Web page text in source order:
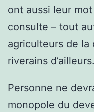
ont aussi leur
consulte – tout
agriculteurs de la
riverains d’ailleurs.
Personne ne
monopole du